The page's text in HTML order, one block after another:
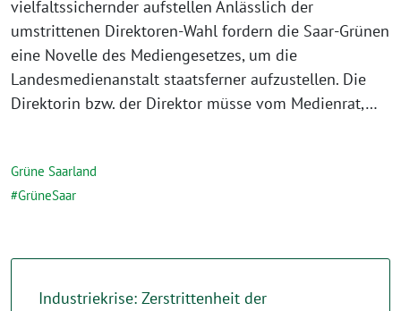
vielfaltssichernder aufstellen Anlässlich der
umstrittenen Direktoren-Wahl fordern die Saar-Grünen
eine Novelle des Mediengesetzes, um die
Landesmedienanstalt staatsferner aufzustellen. Die
Direktorin bzw. der Direktor müsse vom Medienrat,…
Grüne Saarland
GrüneSaar
Industriekrise: Zerstrittenheit der